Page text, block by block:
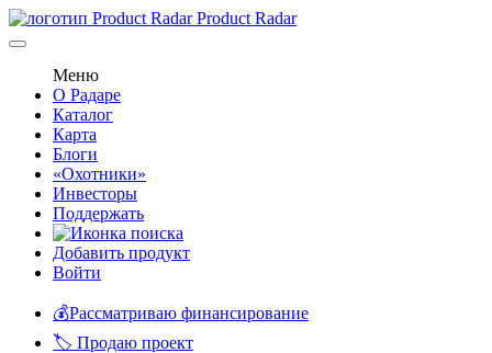
Product Radar
Меню
О Радаре
Каталог
Карта
Блоги
«Охотники»
Инвесторы
Поддержать
Добавить продукт
Войти
💰Рассматриваю финансирование
🏷️ Продаю проект